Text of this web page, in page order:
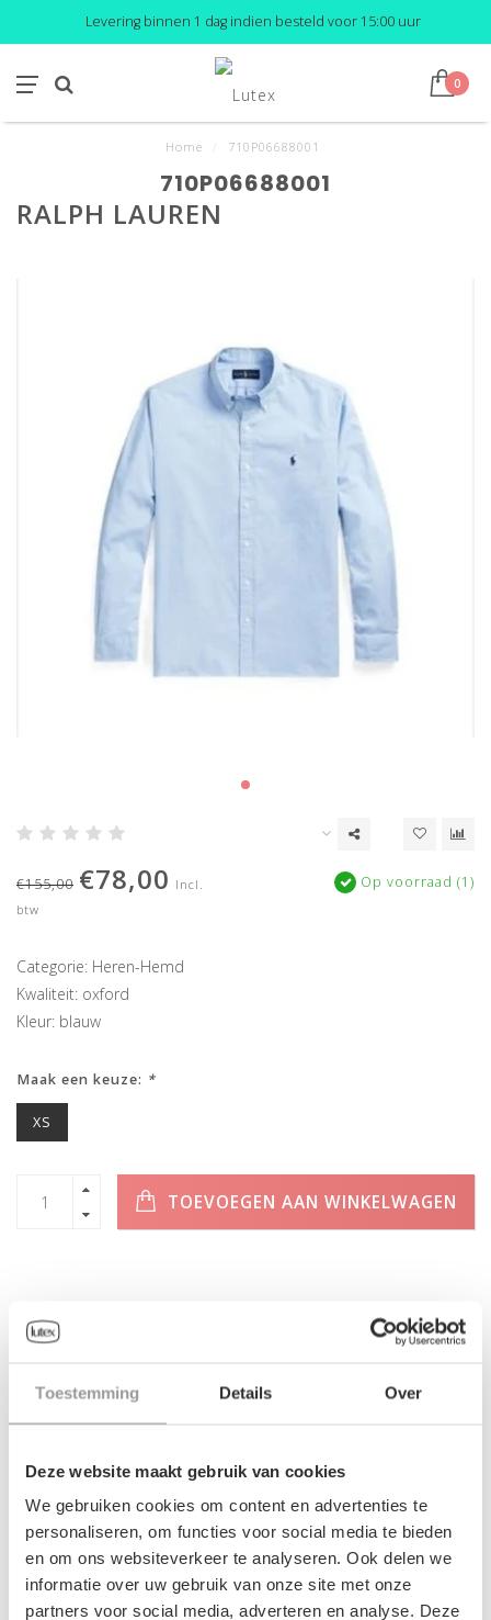
Toestemming Details Over
Deze website maakt gebruik van cookies
We gebruiken cookies om content en advertenties te
personaliseren, om functies voor social media te bieden
en om ons websiteverkeer te analyseren. Ook delen we
informatie over uw gebruik van onze site met onze
partners voor social media, adverteren en analyse. Deze
Levering binnen 1 dag indien besteld voor 15:00 uur
0
Home 710P06688001
710P06688001
RALPH LAUREN
€155,00 €78,00 Incl.
btw
Op voorraad (1)
Categorie: Heren-Hemd
Kwaliteit: oxford
Kleur: blauw
Maak een keuze: *
XS
TOEVOEGEN AAN WINKELWAGEN
Geen informatie gevonden
710P06688001
Nog niet gewaardeerd
0 sterren op basis van 0 beoordelingen